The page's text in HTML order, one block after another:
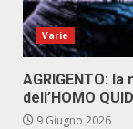
Varie
AGRIGENTO:
dell’HOMO
9 Giugno 2026